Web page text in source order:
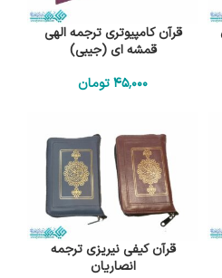
قرآن کامپیوتری ترجمه الهی
قمشه ای (جیبی)
45٬000تومان
قرآن کیفی نیریزی ترجمه
انصاریان